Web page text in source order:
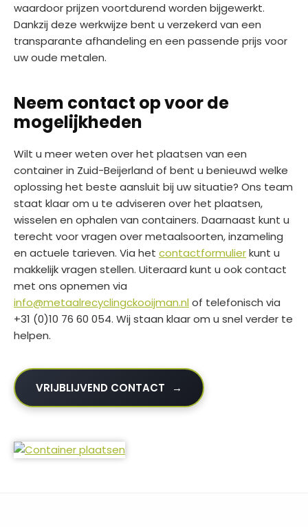
waardoor prijzen voortdurend worden bijgewerkt.
Dankzij deze werkwijze bent u verzekerd van een
transparante afhandeling en een passende prijs voor
uw oude metalen.
Neem contact op voor de
mogelijkheden
Wilt u meer weten over het plaatsen van een
container in Zuid-Beijerland of bent u benieuwd welke
oplossing het beste aansluit bij uw situatie? Ons team
staat klaar om u te adviseren over het plaatsen,
wisselen en ophalen van containers. Daarnaast kunt u
terecht voor vragen over metaalsoorten, inzameling
en actuele tarieven. Via het contactformulierkunt u
makkelijk vragen stellen. Uiteraard kunt u ook contact
met ons opnemen via
info@metaalrecyclingckooijman.nl of telefonisch via
+31 (0)10 76 60 054. Wij staan klaar om u snel verder te
helpen.
VRIJBLIJVEND CONTACT